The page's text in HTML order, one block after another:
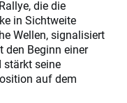
die die
in Sichtweite
Wellen, signalisiert
den Beginn einer
stärkt seine
auf dem